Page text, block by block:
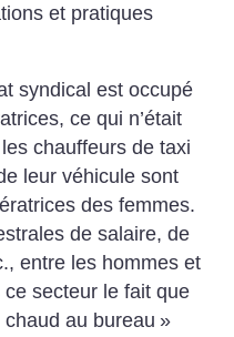
et pratiques
syndical est occupé
ce qui n’était
chauffeurs de taxi
leur véhicule sont
des femmes.
de salaire, de
entre les hommes et
secteur le fait que
chaud au bureau »